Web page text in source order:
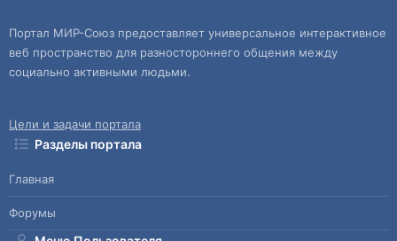
Портал МИР-Союз предоставляет универсальное интерактивное
веб пространство для разностороннего общения между
социально активными людьми.
Цели и задачи портала
Разделы портала
Главная
Форумы